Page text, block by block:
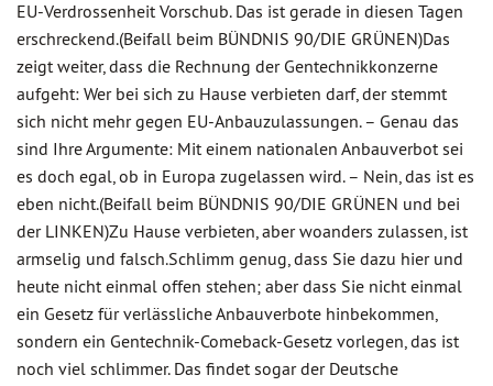
EU-Verdrossenheit Vorschub. Das ist gerade in diesen Tagen
erschreckend.(Beifall beim BÜNDNIS 90/DIE GRÜNEN)Das
zeigt weiter, dass die Rechnung der Gentechnikkonzerne
aufgeht: Wer bei sich zu Hause verbieten darf, der stemmt
sich nicht mehr gegen EU-Anbauzulassungen. – Genau das
sind Ihre Argumente: Mit einem nationalen Anbauverbot sei
es doch egal, ob in Europa zugelassen wird. – Nein, das ist es
eben nicht.(Beifall beim BÜNDNIS 90/DIE GRÜNEN und bei
der LINKEN)Zu Hause verbieten, aber woanders zulassen, ist
armselig und falsch.Schlimm genug, dass Sie dazu hier und
heute nicht einmal offen stehen; aber dass Sie nicht einmal
ein Gesetz für verlässliche Anbauverbote hinbekommen,
sondern ein Gentechnik-Comeback-Gesetz vorlegen, das ist
noch viel schlimmer. Das findet sogar der Deutsche